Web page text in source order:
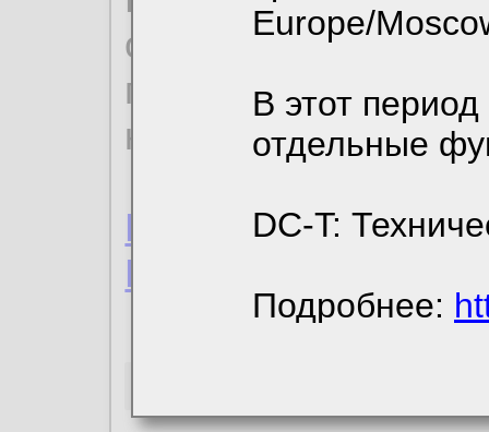
Europe/
В этот
отдельные
DC-T:
Подробнее:
ознакомиться с
пользовательским
Пользовательское
Политика